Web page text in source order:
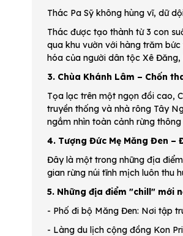
Thác Pa Sỹ không hùng vĩ, dữ
Thác được tạo thành từ 3 con
qua khu vườn với hàng trăm
hóa của người dân tộc Xê Đăng,
3. Chùa Khánh Lâm – Chốn
Tọa lạc trên một ngọn đồi cao,
truyền thống và nhà rông Tây
ngắm nhìn toàn cảnh rừng
4. Tượng Đức Mẹ Măng Đen –
Đây là một trong những địa
gian rừng núi tĩnh mịch luôn thu
5. Những địa điểm "chill" mới
- Phố đi bộ Măng Đen: Nơi tập
- Làng du lịch cộng đồng Kon